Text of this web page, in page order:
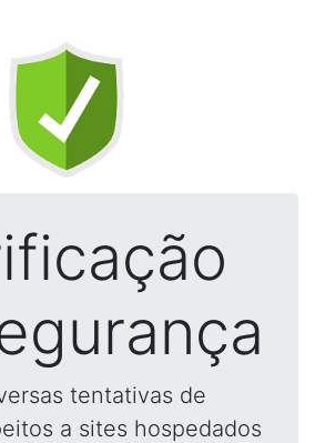
tentativas de
a sites hospedados